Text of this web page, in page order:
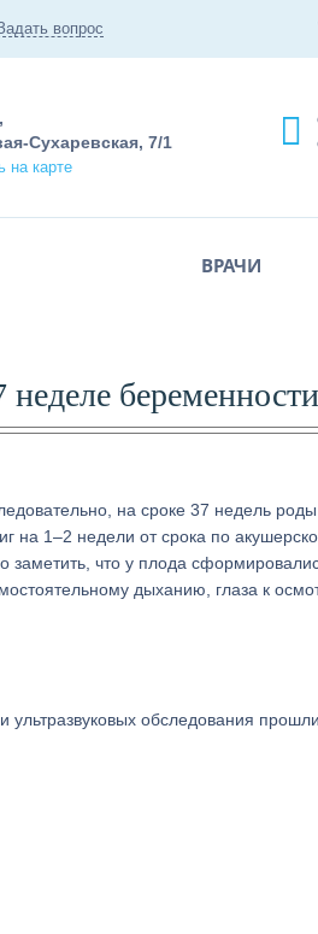
вопрос
Сухаревская, 7/1
на карте
ВРАЧИ
на сроке 37 недель
1–2 недели от срока по
что у плода
дыханию, глаза к
обследования